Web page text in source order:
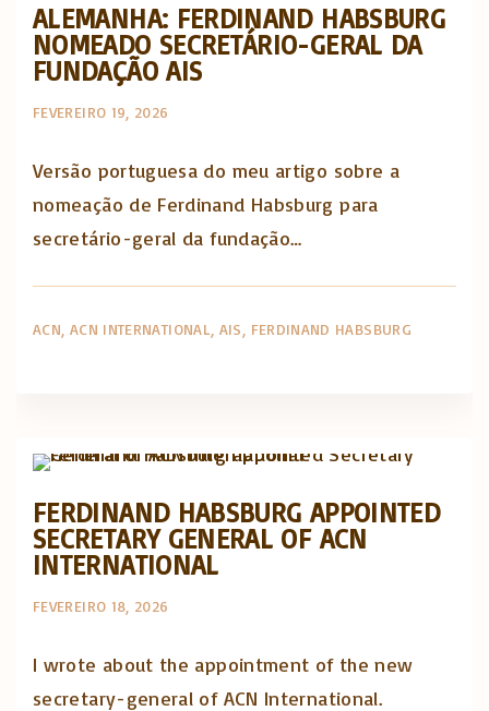
ALEMANHA: FERDINAND HABSBURG
NOMEADO SECRETÁRIO-GERAL DA
FUNDAÇÃO AIS
FEVEREIRO 19, 2026
Versão portuguesa do meu artigo sobre a
nomeação de Ferdinand Habsburg para
secretário-geral da fundação…
ACN ACN INTERNATIONAL AIS FERDINAND HABSBURG
FERDINAND HABSBURG APPOINTED
SECRETARY GENERAL OF ACN
INTERNATIONAL
FEVEREIRO 18, 2026
I wrote about the appointment of the new
secretary-general of ACN International.